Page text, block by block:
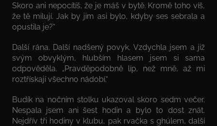
Skoro ani nepocítíš, že je máš v bytě. Kromě toho víš,
že tě milují. Jak by jim asi bylo, kdyby ses sebrala a
opustila je?“
Další rána. Další nadšený povyk. Vzdychla jsem a již
svým obvyklým, hlubším hlasem jsem si sama
odpověděla. „Pravděpodobně líp, než mně, až mi
roztřískají všechno nádobí.“
Budík na nočním stolku ukazoval skoro sedm večer.
Nespala jsem ani šest hodin a bylo to dost znát.
Nejdřív tři hodiny v klubu, pak rvačka s ghúlem, další